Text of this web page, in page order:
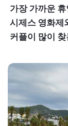
가장 가까운
시제스 영화제
커플이 많이